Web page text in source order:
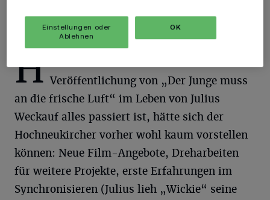
H Veröffentlichung von „Der Junge muss
an die frische Luft“ im Leben von Julius
Weckauf alles passiert ist, hätte sich der
Hochneukircher vorher wohl kaum vorstellen
können: Neue Film-Angebote, Dreharbeiten
für weitere Projekte, erste Erfahrungen im
Synchronisieren (Julius lieh „Wickie“ seine
Einstellungen oder
Ablehnen
OK